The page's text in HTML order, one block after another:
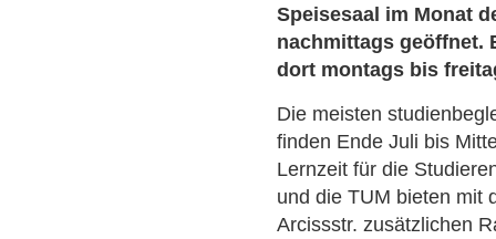
Speisesaal im Monat
nachmittags geöffnet.
dort montags bis
Die meisten
finden Ende Juli bis
Lernzeit für die
und die TUM bieten mit
Arcissstr. zusätzlichen